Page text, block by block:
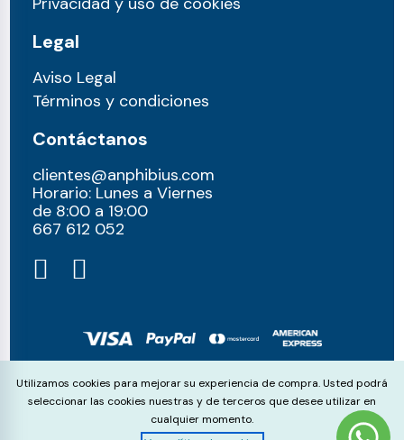
Legal
Aviso Legal
Términos y condiciones
Contáctanos
clientes@anphibius.com
Horario: Lunes a Viernes
de 8:00 a 19:00
667 612 052​
© anphibius, 2026
Pago 100% seguros con:
Cookie Consent
Utilizamos cookies para mejorar su experiencia de compra. Usted podrá
seleccionar las cookies nuestras y de terceros que desee utilizar en
cualquier momento.